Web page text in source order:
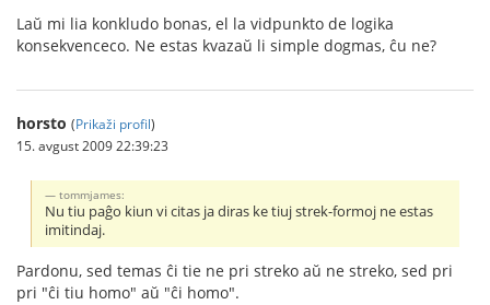
Laŭ mi lia konkludo bonas, el la vidpunkto de logika
konsekvenceco. Ne estas kvazaŭ li simple dogmas, ĉu ne?
horsto (Prikaži profil)
15. avgust 2009 22:39:23
tommjames:
Nu tiu paĝo kiun vi citas ja diras ke tiuj strek-formoj ne estas
imitindaj.
Pardonu, sed temas ĉi tie ne pri streko aŭ ne streko, sed pri
pri "ĉi tiu homo" aŭ "ĉi homo".